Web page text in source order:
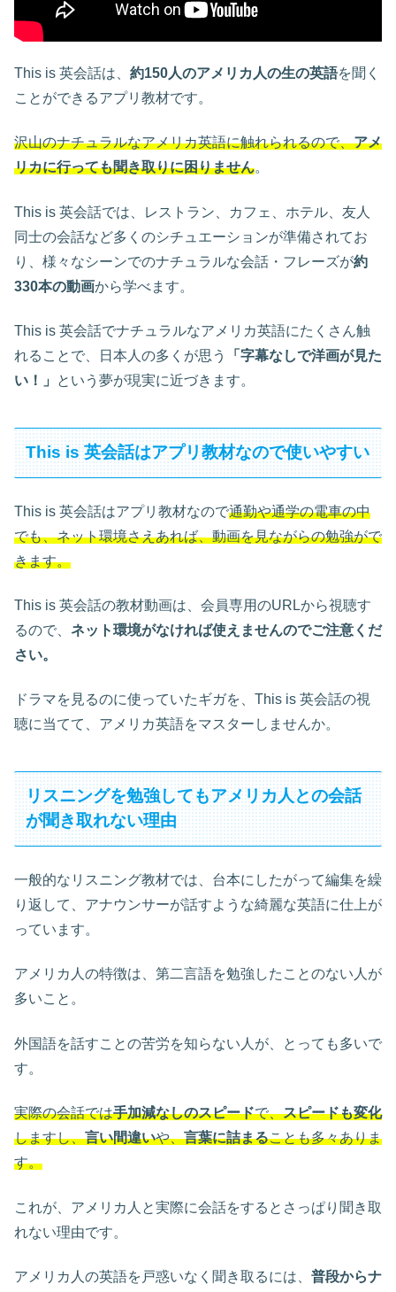
This is 英会話は、 約150人のアメリカ人の生の英語を聞く
ことができるアプリ教材です。
沢山のナチュラルなアメリカ英語に触れられるので、アメ
リカに行っても聞き取りに困りません。
This is 英会話では、レストラン、カフェ、ホテル、友人
同士の会話など多くのシチュエーションが準備されてお
り、様々なシーンでのナチュラルな会話・フレーズが約
330本の動画から学べます。
This is 英会話でナチュラルなアメリカ英語にたくさん触
れることで、日本人の多くが思う
「字幕なしで洋画が見た
い！」
という夢が現実に近づきます。
This is 英会話はアプリ教材なので使いやすい
This is 英会話はアプリ教材なので通勤や通学の電車の中
でも、ネット環境さえあれば、動画を見ながらの勉強がで
きます。
This is 英会話の教材動画は、会員専用のURLから視聴す
るので、 ネット環境がなければ使えませんのでご注意くだ
さい。
ドラマを見るのに使っていたギガを、This is 英会話の視
聴に当てて、アメリカ英語をマスターしませんか。
リスニングを勉強してもアメリカ人との会話
が聞き取れない理由
一般的なリスニング教材では、台本にしたがって編集を繰
り返して、アナウンサーが話すような綺麗な英語に仕上が
っています。
アメリカ人の特徴は、第二言語を勉強したことのない人が
多いこと。
外国語を話すことの苦労を知らない人が、とっても多いで
す。
実際の会話では手加減なしのスピードで、スピードも変化
しますし、言い間違いや、言葉に詰まることも多々ありま
す。
これが、アメリカ人と実際に会話をするとさっぱり聞き取
れない理由です。
アメリカ人の英語を戸惑いなく聞き取るには、 普段からナ